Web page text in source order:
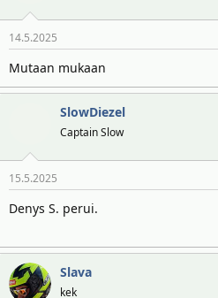
14.5.2025
Mutaan mukaan
SlowDiezel
Captain Slow
15.5.2025
Denys S. perui.
Slava
kek